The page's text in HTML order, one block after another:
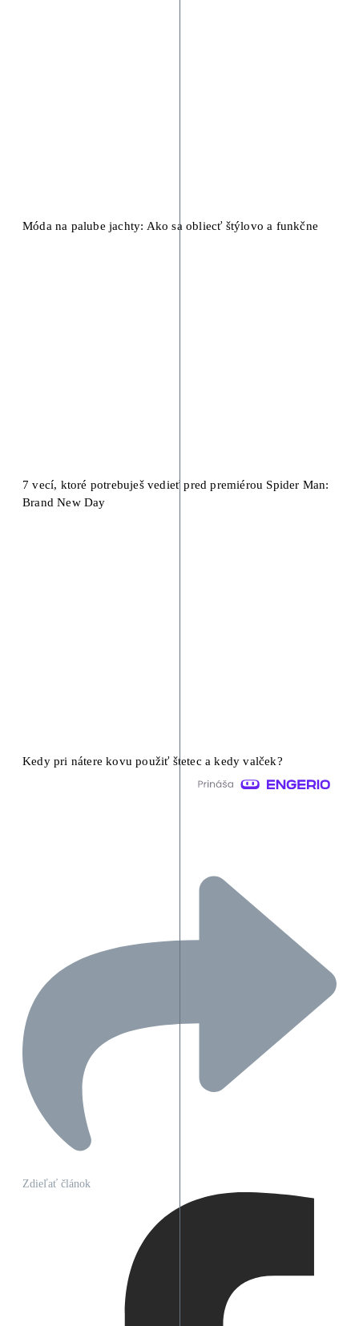
Móda na palube jachty: Ako sa obliecť štýlovo a funkčne
7 vecí, ktoré potrebuješ vedieť pred premiérou Spider Man:
Brand New Day
Kedy pri nátere kovu použiť štetec a kedy valček?
Zdieľať článok